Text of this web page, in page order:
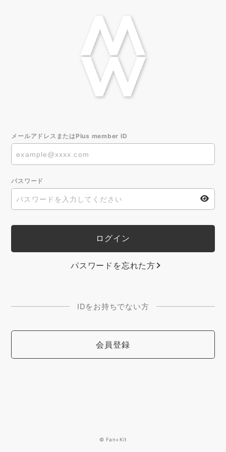
メールアドレスまたはPlus member ID
パスワード
パスワードを忘れた方
IDをお持ちでない方
会員登録
© Fan+Kit